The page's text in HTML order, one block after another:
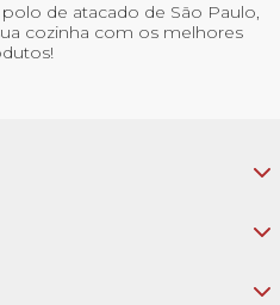
de atacado de São Paulo,
cozinha com os melhores